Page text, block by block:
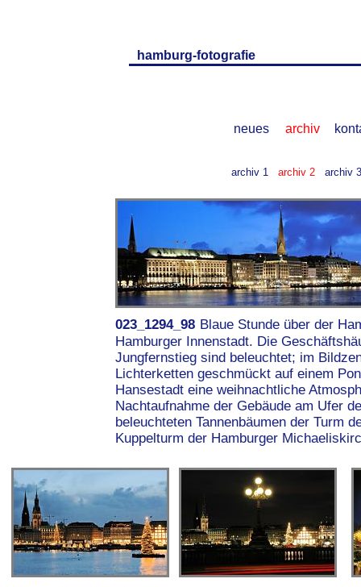
hamburg-fotografie
neues archiv
archiv 1 archiv 2 archiv 3
023_1294_98 Blaue Stunde über der
Hamburger Innenstadt. Die
Jungfernstieg sind beleuchtet; im
Lichterketten geschmückt auf einem
Hansestadt eine weihnachtliche
Nachtaufnahme der Gebäude am Ufer
beleuchteten Tannenbäumen der Turm
Kuppelturm der Hamburger